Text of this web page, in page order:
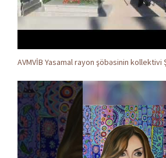
AVMVİB Yasamal rayon şöbəsinin kollektivi